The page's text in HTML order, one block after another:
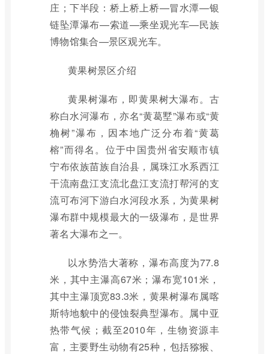
庄；下半段：桥上桥上桥—冒水潭—银
链坠潭瀑布—索道—乘坐观光车—民族
博物馆集合—景区观光车。
黄果树景区介绍
黄果树瀑布，即黄果树大瀑布。古
称白水河瀑布，亦名“黄葛墅”瀑布或“黄
桷树”瀑布，因本地广泛分布着“黄葛
榕”而得名。位于中国贵州省安顺市镇
宁布依族苗族自治县，属珠江水系西江
干流南盘江支流北盘江支流打帮河的支
流可布河下游白水河段水系，为黄果树
瀑布群中规模最大的一级瀑布，是世界
著名大瀑布之一。
以水势浩大著称，瀑布高度为77.8
米，其中主瀑高67米；瀑布宽101米，
其中主瀑顶宽83.3米，黄果树瀑布属喀
斯特地貌中的侵蚀裂典型瀑布。属中亚
热带气候；截至2010年，生物资源丰
富，主要野生动物有25种，包括猕猴、